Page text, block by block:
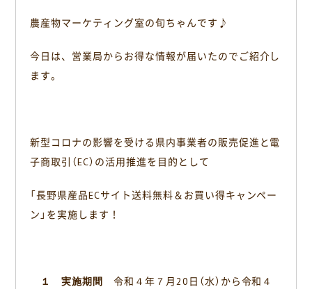
o
k
農産物マーケティング室の旬ちゃんです♪
今日は、営業局からお得な情報が届いたのでご紹介し
ます。
新型コロナの影響を受ける県内事業者の販売促進と電
子商取引（EC）の活用推進を目的として
「長野県産品ECサイト送料無料＆お買い得キャンペー
ン」を実施します！
１ 実施期間
令和４年７月20日（水）から令和４